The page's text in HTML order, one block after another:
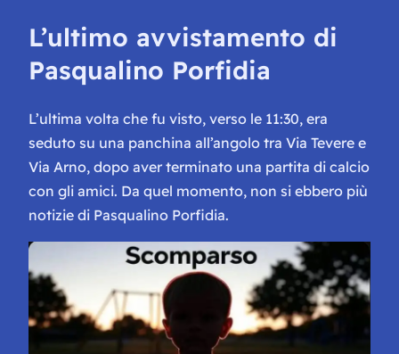
L’ultimo avvistamento di
Pasqualino Porfidia
L’ultima volta che fu visto, verso le 11:30, era
seduto su una panchina all’angolo tra Via Tevere e
Via Arno, dopo aver terminato una partita di calcio
con gli amici. Da quel momento, non si ebbero più
notizie di Pasqualino Porfidia.